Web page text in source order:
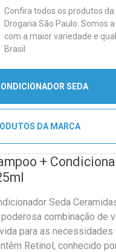
Confira todos os produtos da
Drogaria São Paulo. Somos
com a maior variedade e
Brasil.
SEDA
DA MARCA
+
Seda
combinação de
para as necessidades
Retinol, conhecido